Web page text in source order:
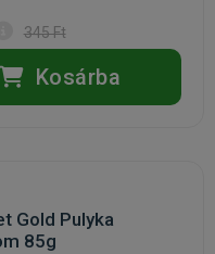
345 Ft
Kosárba
Gold Pulyka
85g